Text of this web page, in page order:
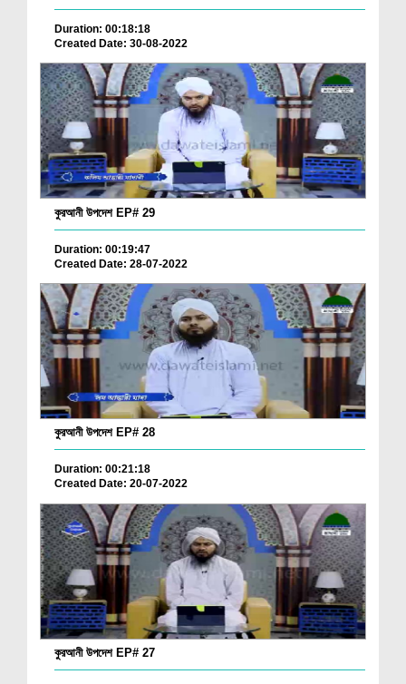
Duration: 00:18:18
Created Date: 30-08-2022
কুরআনী উপদেশ EP# 29
Duration: 00:19:47
Created Date: 28-07-2022
কুরআনী উপদেশ EP# 28
Duration: 00:21:18
Created Date: 20-07-2022
কুরআনী উপদেশ EP# 27